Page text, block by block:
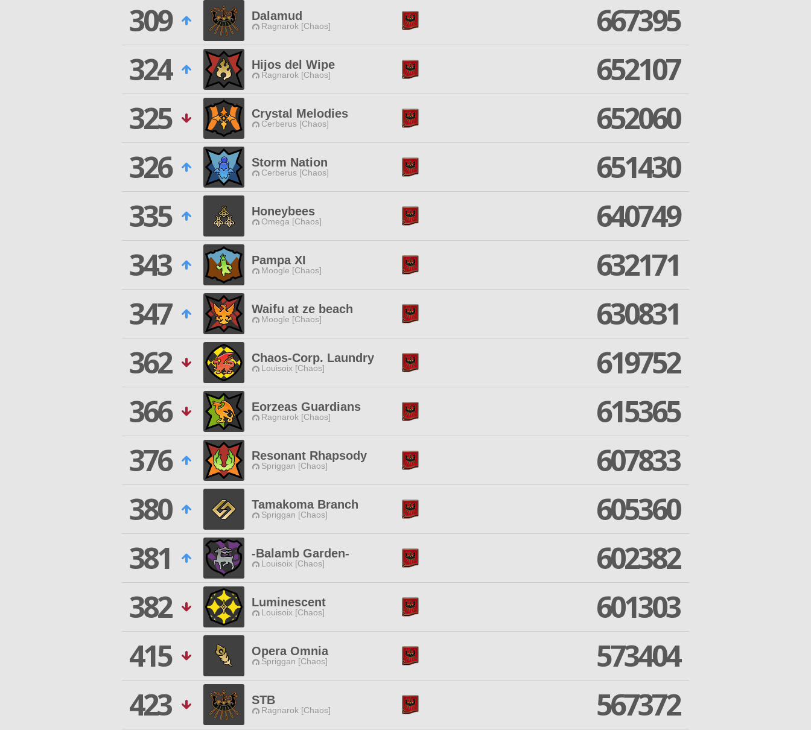
309
Dalamud
Ragnarok [Chaos]
667395
324
Hijos del Wipe
Ragnarok [Chaos]
652107
325
Crystal Melodies
Cerberus [Chaos]
652060
326
Storm Nation
Cerberus [Chaos]
651430
335
Honeybees
Omega [Chaos]
640749
343
Pampa XI
Moogle [Chaos]
632171
347
Waifu at ze beach
Moogle [Chaos]
630831
362
Chaos-Corp. Laundry
Louisoix [Chaos]
619752
366
Eorzeas Guardians
Ragnarok [Chaos]
615365
376
Resonant Rhapsody
Spriggan [Chaos]
607833
380
Tamakoma Branch
Spriggan [Chaos]
605360
381
-Balamb Garden-
Louisoix [Chaos]
602382
382
Luminescent
Louisoix [Chaos]
601303
415
Opera Omnia
Spriggan [Chaos]
573404
423
STB
Ragnarok [Chaos] 567372